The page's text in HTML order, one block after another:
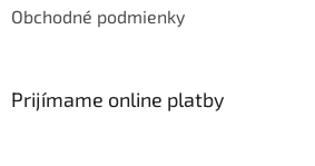
Obchodné podmienky
Prijímame online platby